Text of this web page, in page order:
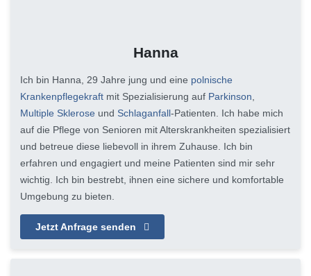
Hanna
Ich bin Hanna, 29 Jahre jung und eine polnische
Krankenpflegekraft mit Spezialisierung auf Parkinson
Multiple Sklerose und Schlaganfall-Patienten. Ich habe mich
auf die Pflege von Senioren mit Alterskrankheiten spezialisiert
und betreue diese liebevoll in ihrem Zuhause. Ich bin
erfahren und engagiert und meine Patienten sind mir sehr
wichtig. Ich bin bestrebt, ihnen eine sichere und komfortable
Umgebung zu bieten.
Jetzt Anfrage senden